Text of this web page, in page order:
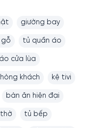
giường bay
gỗ tủ quần áo
cửa lùa
khách kệ tivi
bàn ăn hiện đại
tủ bếp